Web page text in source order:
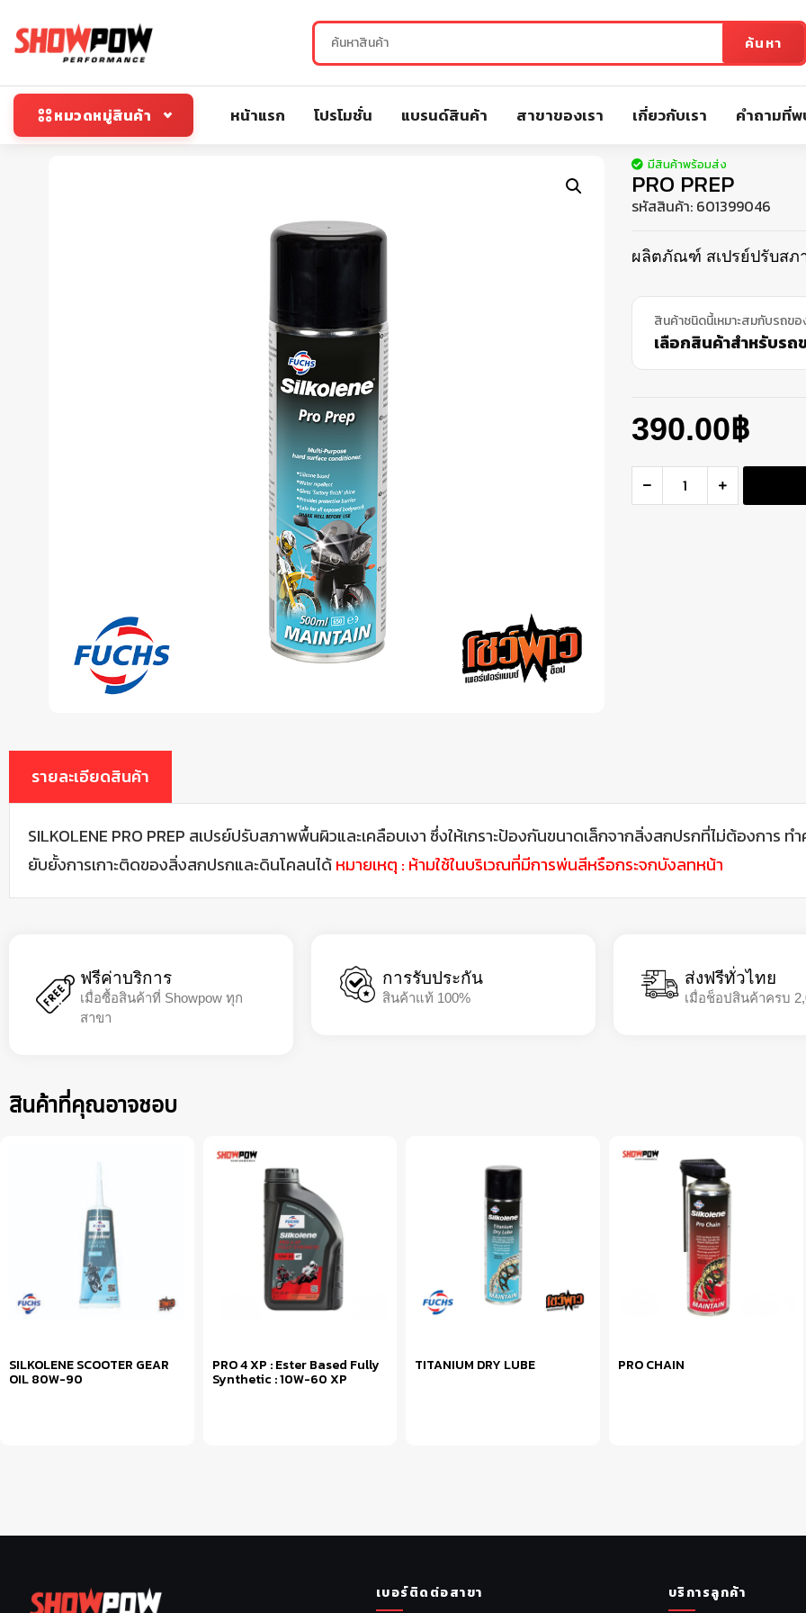
ค้นหา
หมวดหมู่สินค้า หน้าแรก โปรโมชั่น แบรนด์สินค้า สาขาของเรา เกี่ยวกับเรา คำถามที่
มีสินค้าพร้อมส่ง
PRO PREP
รหัสสินค้า: 601399046
ผลิตภัณฑ์ สเปรย์ปรับสภ
สินค้าชนิดนี้เหมาะสมกับรถข
เลือกสินค้าสำหรับร
390.00฿
รายละเอียดสินค้า
SILKOLENE PRO PREP สเปรย์ปรับสภาพพื้นผิวและเคลือบเงา ซึ่งให้เกราะป้องกันขนาดเล็กจากสิ่งสกปรกที่ไม่ต้องการ
ยับยั้งการเกาะติดของสิ่งสกปรกและดินโคลนได้หมายเหตุ : ห้ามใช้ในบริเวณที่มีการพ่นสีหรือกระจกบังลทหน้า
ฟรีค่าบริการ
เมื่อซื้อสินค้าที่ Showpow ทุก
สาขา
การรับประกัน
สินค้าแท้ 100%
ส่งฟรีทั่วไทย
เมื่อช็อปสินค้าครบ
สินค้าที่คุณอาจชอบ
SILKOLENE SCOOTER GEAR
OIL 80W-90
PRO 4 XP : Ester Based Fully
Synthetic : 10W-60 XP
TITANIUM DRY LUBE PRO CHAIN
เบอร์ติดต่อสาขา บริการลูกค้า